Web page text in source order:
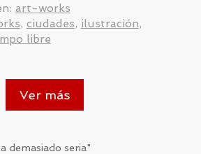
art-works
, ciudades, ilustración,
libre
Ver más
demasiado seria"